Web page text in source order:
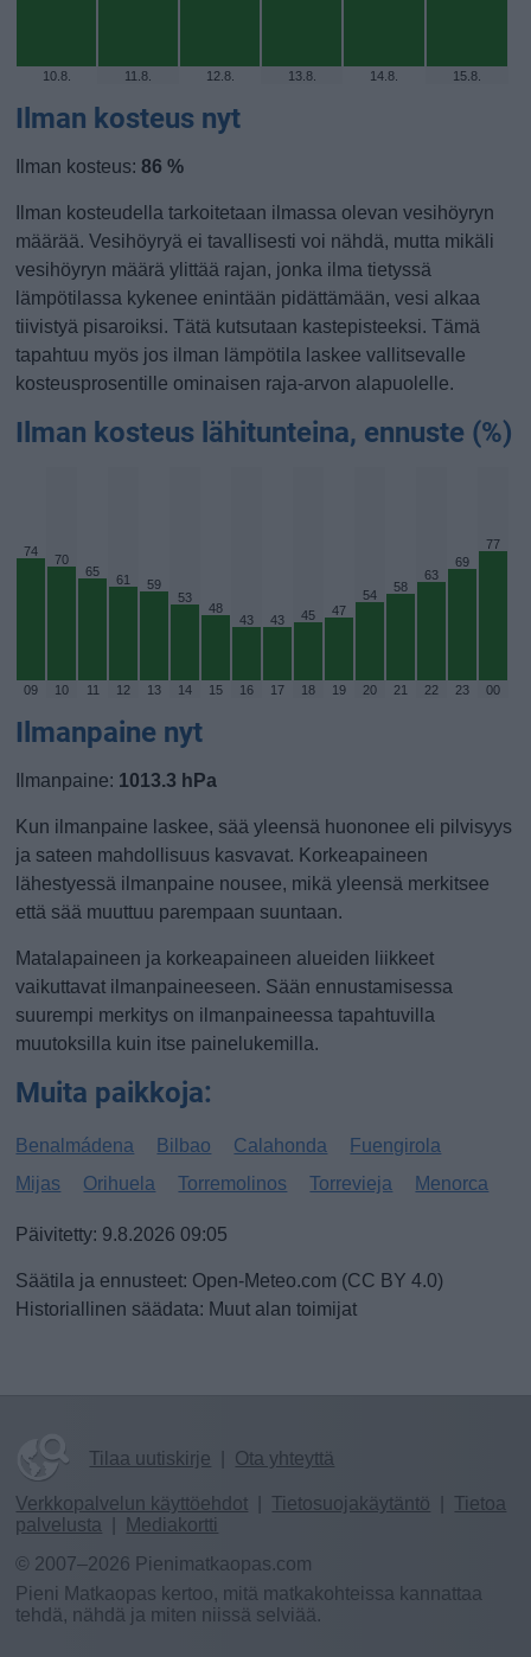
10.8. 11.8. 12.8. 13.8. 14.8. 15.8.
Ilman kosteus nyt
Ilman kosteus:86 %
Ilman kosteudella tarkoitetaan ilmassa olevan vesihöyryn
määrää. Vesihöyryä ei tavallisesti voi nähdä, mutta mikäli
vesihöyryn määrä ylittää rajan, jonka ilma tietyssä
lämpötilassa kykenee enintään pidättämään, vesi alkaa
tiivistyä pisaroiksi. Tätä kutsutaan kastepisteeksi. Tämä
tapahtuu myös jos ilman lämpötila laskee vallitsevalle
kosteusprosentille ominaisen raja-arvon alapuolelle.
Ilman kosteus lähitunteina, ennuste (%)
74
70
65
61
59
53
48
43
43 45 47
54
58
63
69
77
09 10 11 12 13 14 15 16 17 18 19 20 21 22 23 00
Ilmanpaine nyt
Ilmanpaine: 1013.3 hPa
Kun ilmanpaine laskee, sää yleensä huononee eli pilvisyys
ja sateen mahdollisuus kasvavat. Korkeapaineen
lähestyessä ilmanpaine nousee, mikä yleensä merkitsee
että sää muuttuu parempaan suuntaan.
Matalapaineen ja korkeapaineen alueiden liikkeet
vaikuttavat ilmanpaineeseen. Sään ennustamisessa
suurempi merkitys on ilmanpaineessa tapahtuvilla
muutoksilla kuin itse painelukemilla.
Muita paikkoja:
Benalmádena Bilbao Calahonda
Fuengirola
Mijas
Orihuela Torremolinos Torrevieja Menorca
Päivitetty: 9.8.2026 09:05
Säätila ja ennusteet: Open-Meteo.com (CC BY 4.0)
Historiallinen säädata: Muut alan toimijat
Tilaa uutiskirje Ota yhteyttä
Verkkopalvelun käyttöehdot Tietosuojakäytäntö
Tietoa
palvelusta
Mediakortti
© 2007–2026 Pienimatkaopas.com
Pieni Matkaopas kertoo, mitä matkakohteissa kannattaa
tehdä, nähdä ja miten niissä selviää.